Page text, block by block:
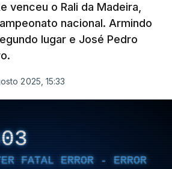
venceu o Rali da Madeira,
nacional. Armindo
lugar e José Pedro
2025, 15:33
FATAL ERROR - ERROR